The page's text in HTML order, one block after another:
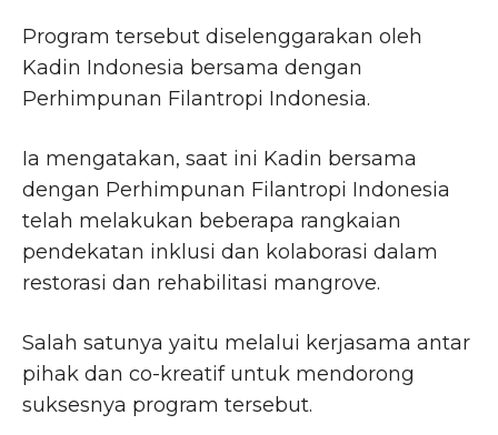
Program tersebut diselenggarakan oleh
Kadin Indonesia bersama dengan
Perhimpunan Filantropi Indonesia.
Ia mengatakan, saat ini Kadin bersama
dengan Perhimpunan Filantropi Indonesia
telah melakukan beberapa rangkaian
pendekatan inklusi dan kolaborasi dalam
restorasi dan rehabilitasi mangrove.
Salah satunya yaitu melalui kerjasama antar
pihak dan co-kreatif untuk mendorong
suksesnya program tersebut.